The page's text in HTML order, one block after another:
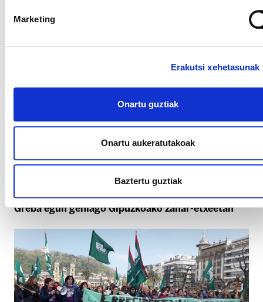
Marketing
Erakutsi xehetasunak
Onartu guztiak
Onartu aukeratutakoak
Baztertu guztiak
erresidentzietako emakumeek
Greba egun gehiago Gipuzkoako zahar-etxeetan